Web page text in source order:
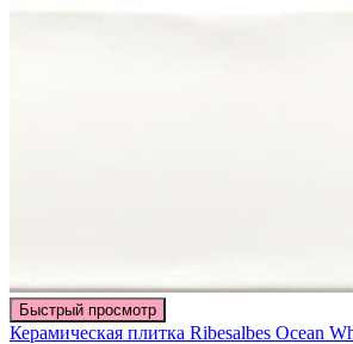
Быстрый просмотр
Керамическая плитка Ribesalbes Ocean